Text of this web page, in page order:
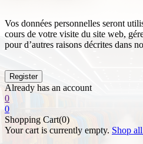
Vos données personnelles seront
cours de votre visite du site web,
pour d’autres raisons décrites dans
Already has an account
0
0
Shopping Cart(0)
Your cart is currently empty. Shop